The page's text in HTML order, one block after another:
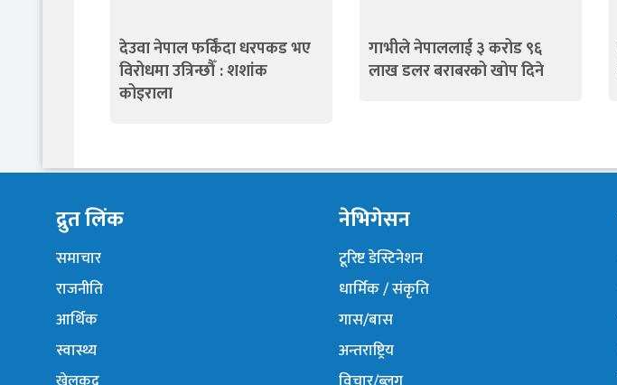
देउवा नेपाल फर्किंदा धरपकड भए
विरोधमा उत्रिन्छौँ : शशांक
कोइराला
गाभीले नेपाललाई ३ करोड ९६
लाख डलर बराबरको खोप दिने
द्रुत लिंक
समाचार
राजनीति
आर्थिक
स्वास्थ्य
नेभिगेसन
टूरिष्ट डेस्टिनेशन
धार्मिक / संकृति
गास/बास
अन्तराष्ट्रिय